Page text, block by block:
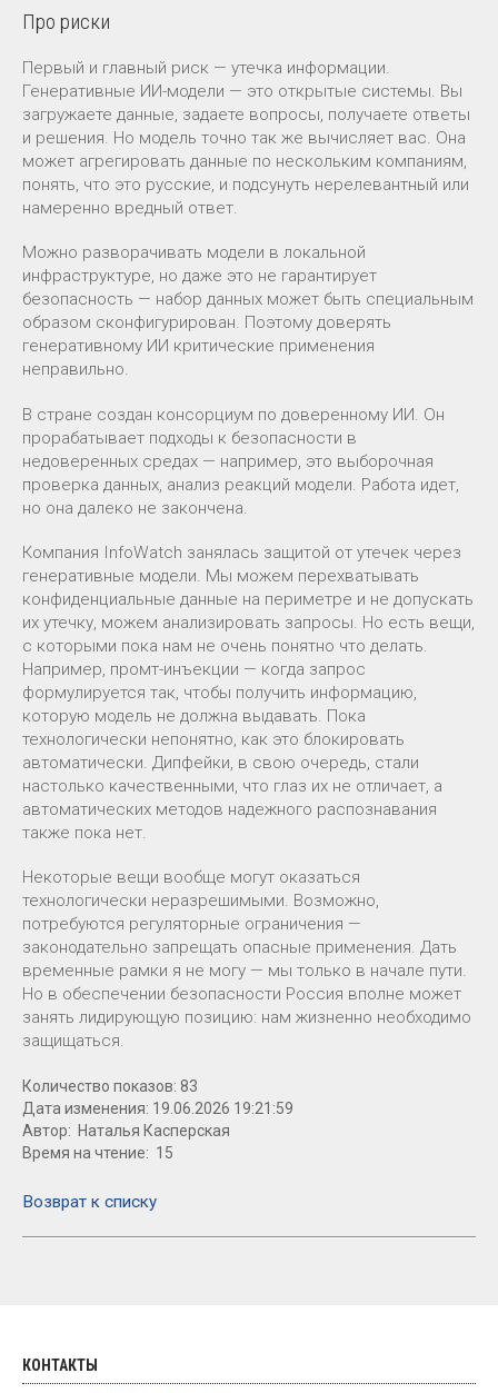
Про риски
Первый и главный риск — утечка информации.
Генеративные ИИ-модели — это открытые системы. Вы
загружаете данные, задаете вопросы, получаете ответы
и решения. Но модель точно так же вычисляет вас. Она
может агрегировать данные по нескольким компаниям,
понять, что это русские, и подсунуть нерелевантный или
намеренно вредный ответ.
Можно разворачивать модели в локальной
инфраструктуре, но даже это не гарантирует
безопасность — набор данных может быть специальным
образом сконфигурирован. Поэтому доверять
генеративному ИИ критические применения
неправильно.
В стране создан консорциум по доверенному ИИ. Он
прорабатывает подходы к безопасности в
недоверенных средах — например, это выборочная
проверка данных, анализ реакций модели. Работа идет,
но она далеко не закончена.
Компания InfoWatch занялась защитой от утечек через
генеративные модели. Мы можем перехватывать
конфиденциальные данные на периметре и не допускать
их утечку, можем анализировать запросы. Но есть вещи,
с которыми пока нам не очень понятно что делать.
Например, промт-инъекции — когда запрос
формулируется так, чтобы получить информацию,
которую модель не должна выдавать. Пока
технологически непонятно, как это блокировать
автоматически. Дипфейки, в свою очередь, стали
настолько качественными, что глаз их не отличает, а
автоматических методов надежного распознавания
также пока нет.
Некоторые вещи вообще могут оказаться
технологически неразрешимыми. Возможно,
потребуются регуляторные ограничения —
законодательно запрещать опасные применения. Дать
временные рамки я не могу — мы только в начале пути.
Но в обеспечении безопасности Россия вполне может
занять лидирующую позицию: нам жизненно необходимо
защищаться.
Количество показов: 83
Дата изменения: 19.06.2026 19:21:59
Автор: Наталья Касперская
Время на чтение: 15
Возврат к списку
КОНТАКТЫ